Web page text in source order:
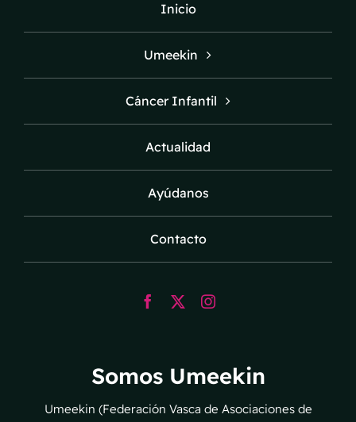
Inicio
Umeekin
Cáncer Infantil
Actualidad
Ayúdanos
Contacto
Somos Umeekin
Umeekin (Federación Vasca de Asociaciones de